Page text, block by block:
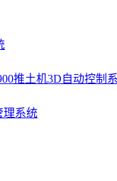
推土机3D自动控制
理系统